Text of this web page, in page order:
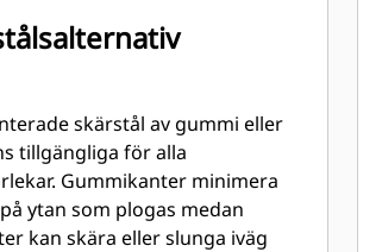
skärstål av gummi eller
tillgängliga för alla
Gummikanter minimera
ytan som plogas medan
kan skära eller slunga iväg